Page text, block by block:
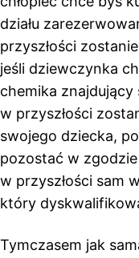
działu
przyszłości
jeśli dziewczynka
chemika znajdujący
w przyszłości
swojego dziecka,
pozostać w
w przyszłości sam
który
Tymczasem jak